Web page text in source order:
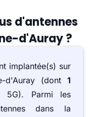
d'antennes
d'Auray ?
implantée(s) sur
d'Auray (dont 1
5G). Parmi les
dans la